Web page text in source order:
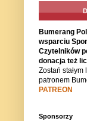
Bumerang
wsparciu
Czytelników
donacja też
Zostań
patronem
PATREON
Sponsorzy